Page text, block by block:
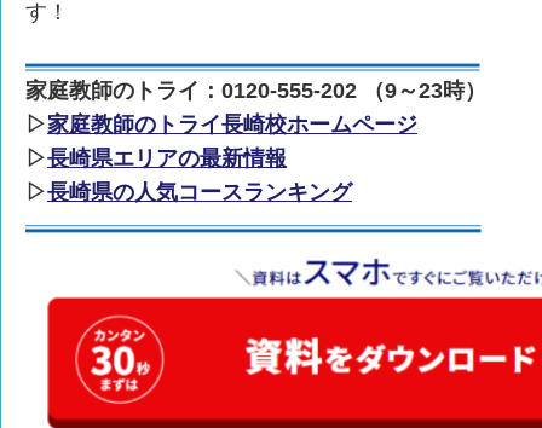
す！
家庭教師のトライ：0120-555-202 （9～23時）
▷家庭教師のトライ長崎校ホームページ
▷長崎県エリアの最新情報
▷長崎県の人気コースランキング